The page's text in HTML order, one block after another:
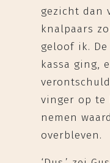
gezicht dan
knalpaars
geloof ik.
kassa ging,
vinger op te
nemen
overbleven.